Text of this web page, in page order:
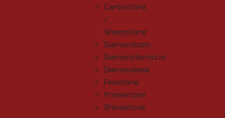
Carbostone
/
Sharpstone
Diamondcem
Diamondterrazzo
Diamondseal
Flexstone
Primestone
Shinestone